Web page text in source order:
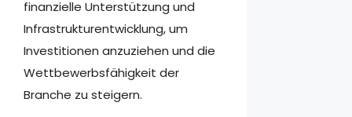
finanzielle Unterstützung und
Infrastrukturentwicklung, um
Investitionen anzuziehen und die
Wettbewerbsfähigkeit der
Branche zu steigern.